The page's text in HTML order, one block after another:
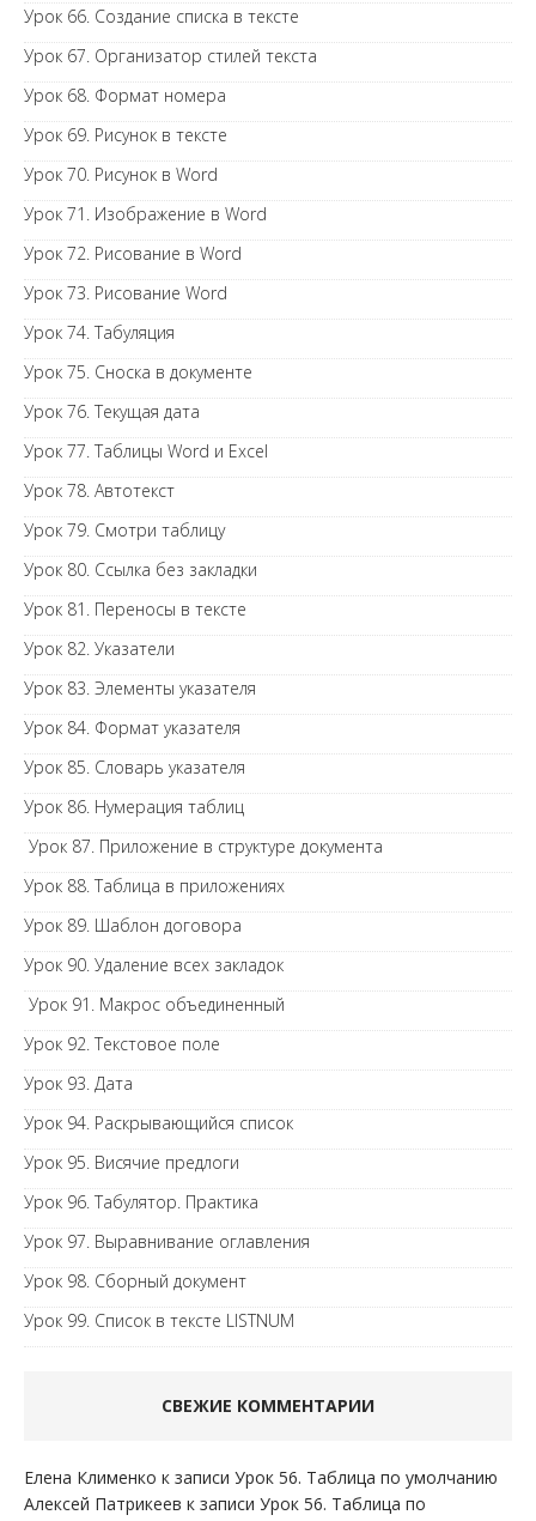
Урок 66. Создание списка в тексте
Урок 67. Организатор стилей текста
Урок 68. Формат номера
Урок 69. Рисунок в тексте
Урок 70. Рисунок в Word
Урок 71. Изображение в Word
Урок 72. Рисование в Word
Урок 73. Рисование Word
Урок 74. Табуляция
Урок 75. Сноска в документе
Урок 76. Текущая дата
Урок 77. Таблицы Word и Excel
Урок 78. Автотекст
Урок 79. Смотри таблицу
Урок 80. Ссылка без закладки
Урок 81. Переносы в тексте
Урок 82. Указатели
Урок 83. Элементы указателя
Урок 84. Формат указателя
Урок 85. Словарь указателя
Урок 86. Нумерация таблиц
Урок 87. Приложение в структуре документа
Урок 88. Таблица в приложениях
Урок 89. Шаблон договора
Урок 90. Удаление всех закладок
Урок 91. Макрос объединенный
Урок 92. Текстовое поле
Урок 93. Дата
Урок 94. Раскрывающийся список
Урок 95. Висячие предлоги
Урок 96. Табулятор. Практика
Урок 97. Выравнивание оглавления
Урок 98. Сборный документ
Урок 99. Список в тексте LISTNUM
СВЕЖИЕ КОММЕНТАРИИ
Елена Клименко к записи Урок 56. Таблица по умолчанию
Алексей Патрикеев к записи Урок 56. Таблица по